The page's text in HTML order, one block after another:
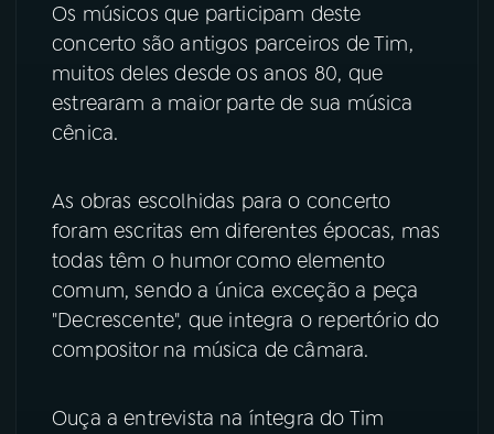
TikTok
Os músicos que participam deste
concerto são antigos parceiros de Tim,
muitos deles desde os anos 80, que
estrearam a maior parte de sua música
cênica.
As obras escolhidas para o concerto
foram escritas em diferentes épocas, mas
todas têm o humor como elemento
comum, sendo a única exceção a peça
"Decrescente", que integra o repertório do
compositor na música de câmara.
Ouça a entrevista na íntegra do Tim